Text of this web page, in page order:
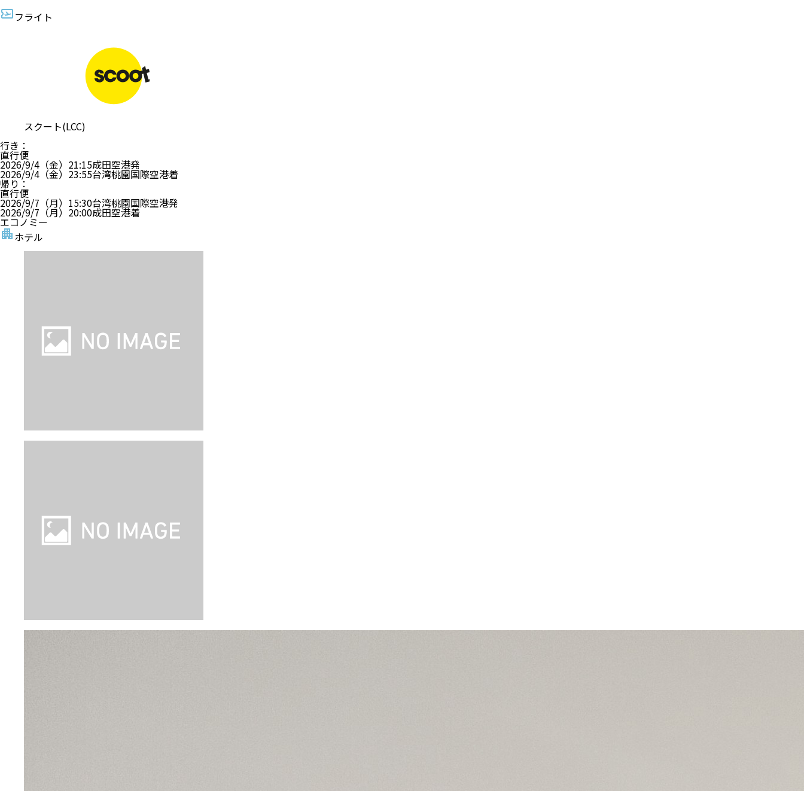
フライト
スクート(LCC)
行き ：
直行便
2026/9/4（金） 21:15成田空港発
2026/9/4（金） 23:55台湾桃園国際空港着
帰り ：
直行便
2026/9/7（月） 15:30台湾桃園国際空港発
2026/9/7（月） 20:00成田空港着
エコノミー
ホテル